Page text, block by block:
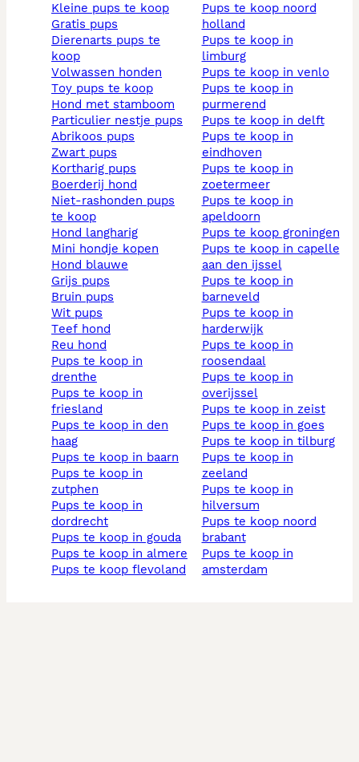
kleine pups te koop
gratis pups
dierenarts pups te
koop
volwassen honden
toy pups te koop
hond met stamboom
particulier nestje pups
abrikoos pups
zwart pups
kortharig pups
boerderij hond
niet-rashonden pups
te koop
hond langharig
mini hondje kopen
hond blauwe
grijs pups
bruin pups
wit pups
teef hond
reu hond
pups te koop in
drenthe
pups te koop in
friesland
pups te koop in den
haag
pups te koop in baarn
pups te koop in
zutphen
pups te koop in
dordrecht
pups te koop in gouda
pups te koop in almere
pups te koop flevoland
pups te koop noord
holland
pups te koop in
limburg
pups te koop in venlo
pups te koop in
purmerend
pups te koop in delft
pups te koop in
eindhoven
pups te koop in
zoetermeer
pups te koop in
apeldoorn
pups te koop groningen
pups te koop in capelle
aan den ijssel
pups te koop in
barneveld
pups te koop in
harderwijk
pups te koop in
roosendaal
pups te koop in
overijssel
pups te koop in zeist
pups te koop in goes
pups te koop in tilburg
pups te koop in
zeeland
pups te koop in
hilversum
pups te koop noord
brabant
pups te koop in
amsterdam